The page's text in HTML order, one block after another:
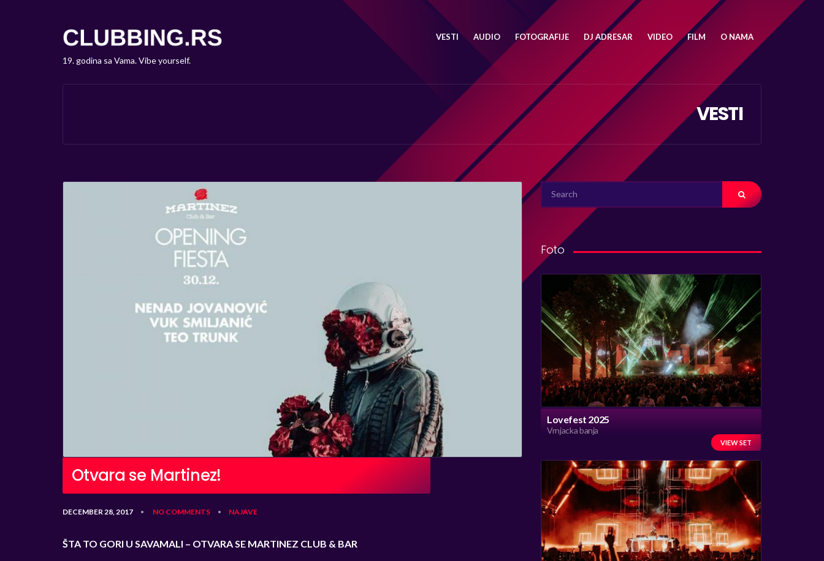
19. godina sa Vama. Vibe yourself.
VESTI AUDIO FOTOGRAFIJE DJ ADRESAR VIDEO FILM O NAMA
VESTI
Otvara se Martinez!
DECEMBER 28, 2017 • NO COMMENTS • NAJAVE
ŠTA TO GORI U SAVAMALI – OTVARA SE MARTINEZ CLUB & BAR
SEARCH
FOR:
Foto
Lovefest 2025
Vrnjacka banja
VIEW SET